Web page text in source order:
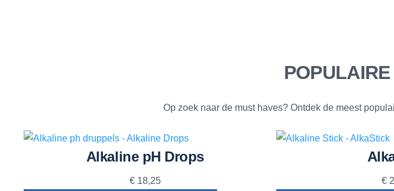
Op zoek naar de must haves? Ontdek de meest
Alkaline pH Drops
€18,25 €